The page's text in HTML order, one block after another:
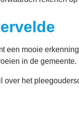
een mooie
in de gemeente.
het